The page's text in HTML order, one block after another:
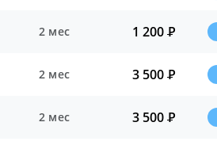
2 мес 1 200Р
2 мес 3 500Р
2 мес 3 500Р